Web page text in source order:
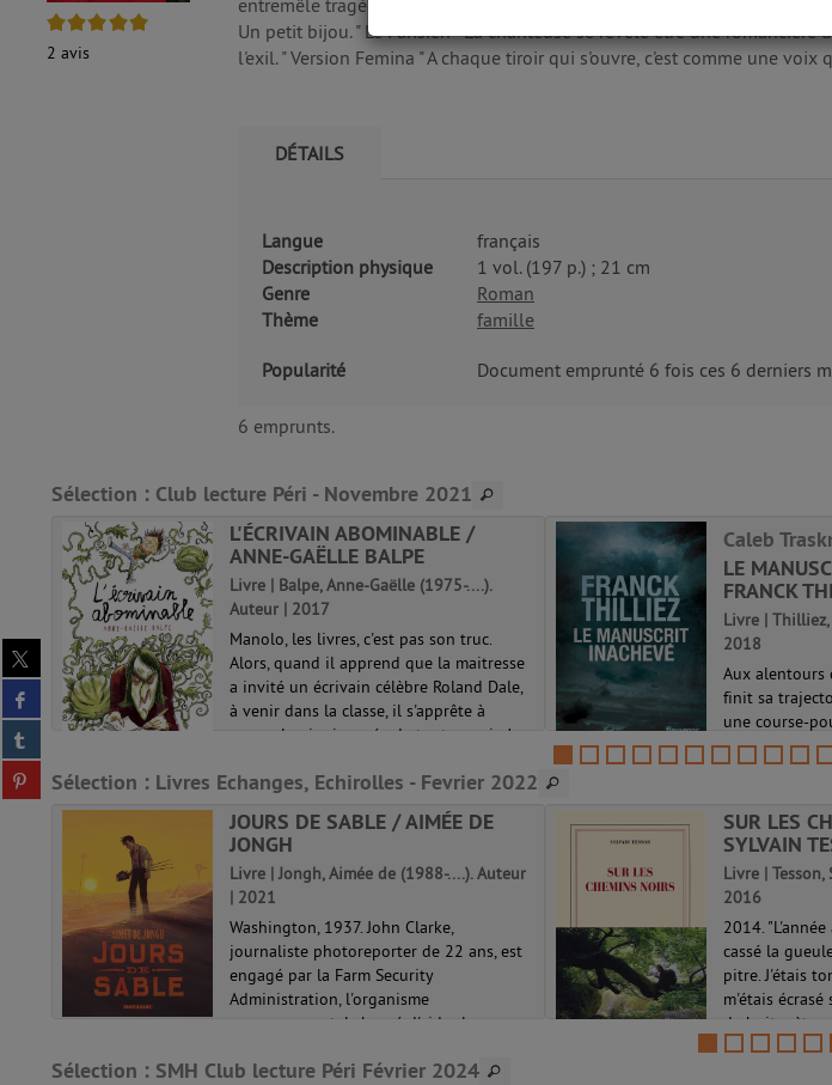
Partager
sur
twitter
(Nouvelle
fenêtre)
Partager
sur
facebook
(Nouvelle
fenêtre)
Partager
sur
tumblr
(Nouvelle
Partager
sur
5/5
2 avis
entremêle tragédies familiales et tourments de l'Histoire pour nous
Un petit bijou. " Le Parisien " La chanteuse se révèle être une
l'exil. " Version Femina " A chaque tiroir qui s'ouvre, c'est comme une
DÉTAILS
Langue
français
Description physique
1 vol. (197 p.) ; 21 cm
Genre
Roman
Thème
famille
Popularité Document emprunté 6 fois ces 6 derniers
6 emprunts.
Sélection : Club lecture Péri - Novembre 2021
L'ÉCRIVAIN ABOMINABLE /
ANNE-GAËLLE BALPE
Livre | Balpe, Anne-Gaëlle (1975-....).
Auteur | 2017
Manolo, les livres, c'est pas son truc.
Alors, quand il apprend que la maitresse
a invité un écrivain célèbre Roland Dale,
à venir dans la classe, il s'apprête à
passer la pire journée de toute sa vie !
Caleb
LE
FRANCK
Livre |
2018
Aux alentours
finit sa
une course-
Dans le coffre,
station-
Caleb
Sélection : Livres Echanges, Echirolles - Fevrier 2022
JOURS DE SABLE / AIMÉE DE
JONGH
Livre | Jongh, Aimée de (1988-....). Auteur
| 2021
Washington, 1937. John Clarke,
journaliste photoreporter de 22 ans, est
engagé par la Farm Security
Administration, l'organisme
gouvernemental chargé d'aider les
Dépression. Sa mission : témoigner de...
SUR LES
SYLVAIN
Livre |
2016
2014.
cassé la
pitre. J'étais
m'étais
de huit
les vertèbres,
Sélection : SMH Club lecture Péri Février 2024